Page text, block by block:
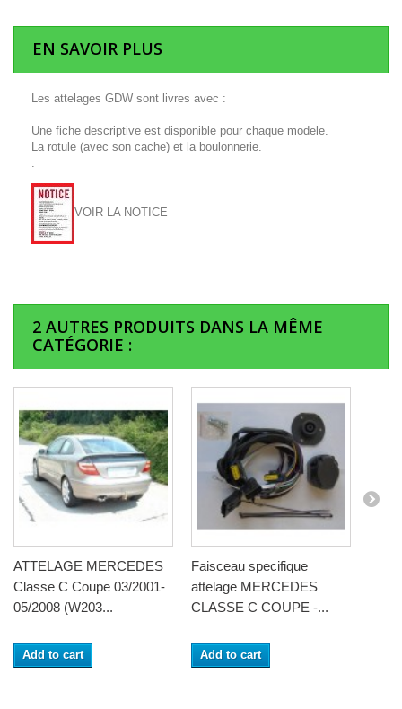
EN SAVOIR PLUS
Les attelages GDW sont livres avec :
Une fiche descriptive est disponible pour chaque modele.
La rotule (avec son cache) et la boulonnerie.
.
VOIR LA NOTICE
2 AUTRES PRODUITS DANS LA MÊME
CATÉGORIE :
ATTELAGE MERCEDES
Classe C Coupe 03/2001-
05/2008 (W203...
Add to cart
Faisceau specifique
attelage MERCEDES
CLASSE C COUPE -...
Add to cart